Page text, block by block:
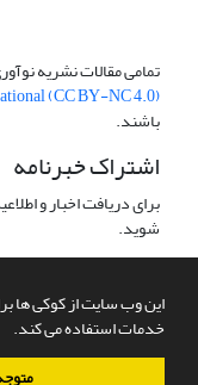
این وب سایت از کوکی ها
خدمات استفاده می کند.
تمامی مقالات نشریه
(CC BY-NC 4.0)
باشند.
اشتراک خبرنامه
برای دریافت اخبار و
شوید.